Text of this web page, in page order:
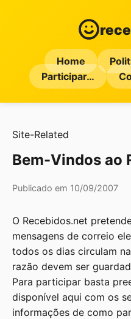
Home
Participar…
Site-Related
Bem-Vindos ao
Publicado em 10/09/2007
O Recebidos.net
mensagens de correio
todos os dias circulam
razão devem ser
Para participar basta
disponível aqui com os
informações de como